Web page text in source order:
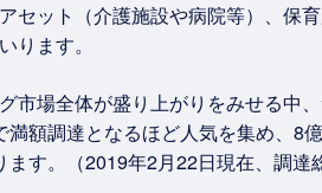
セット（介護施設や病院等）、保
ります。
市場全体が盛り上がりをみせる中
額調達となるほど人気を集め、8
す。（2019年2月22日現在、調達